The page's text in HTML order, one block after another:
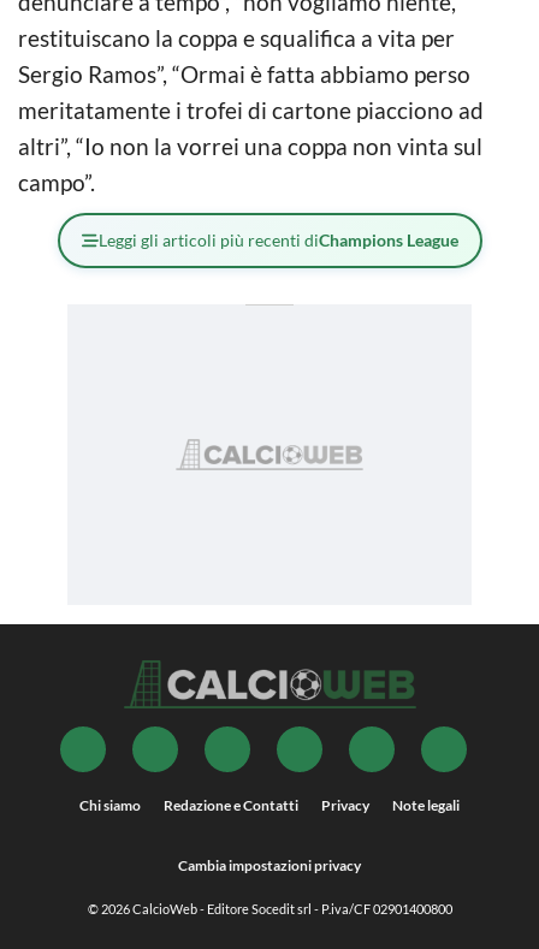
restituiscano la coppa e squalifica a vita per
Sergio Ramos”, “Ormai è fatta abbiamo perso
meritatamente i trofei di cartone piacciono ad
altri”, “Io non la vorrei una coppa non vinta sul
campo”.
Leggi gli articoli più recenti diChampions League
Chi siamo Redazione e Contatti Privacy Note legali
Cambia impostazioni privacy
© 2026CalcioWeb- Editore Socedit srl - P.iva/CF 02901400800